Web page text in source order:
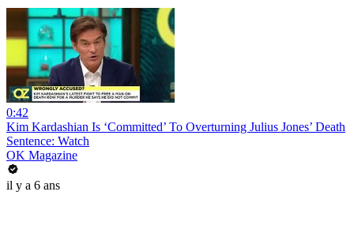
0:42
Kim Kardashian Is ‘Committed’ To Overturning Julius Jones’ Death
Sentence: Watch
OK Magazine
il y a 6 ans